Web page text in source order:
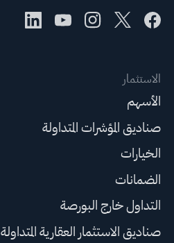
الاستثمار
الأسهم
صناديق المؤشرات المتداولة
الخيارات
الضمانات
التداول خارج البورصة
صناديق الاستثمار العقارية المتداولة